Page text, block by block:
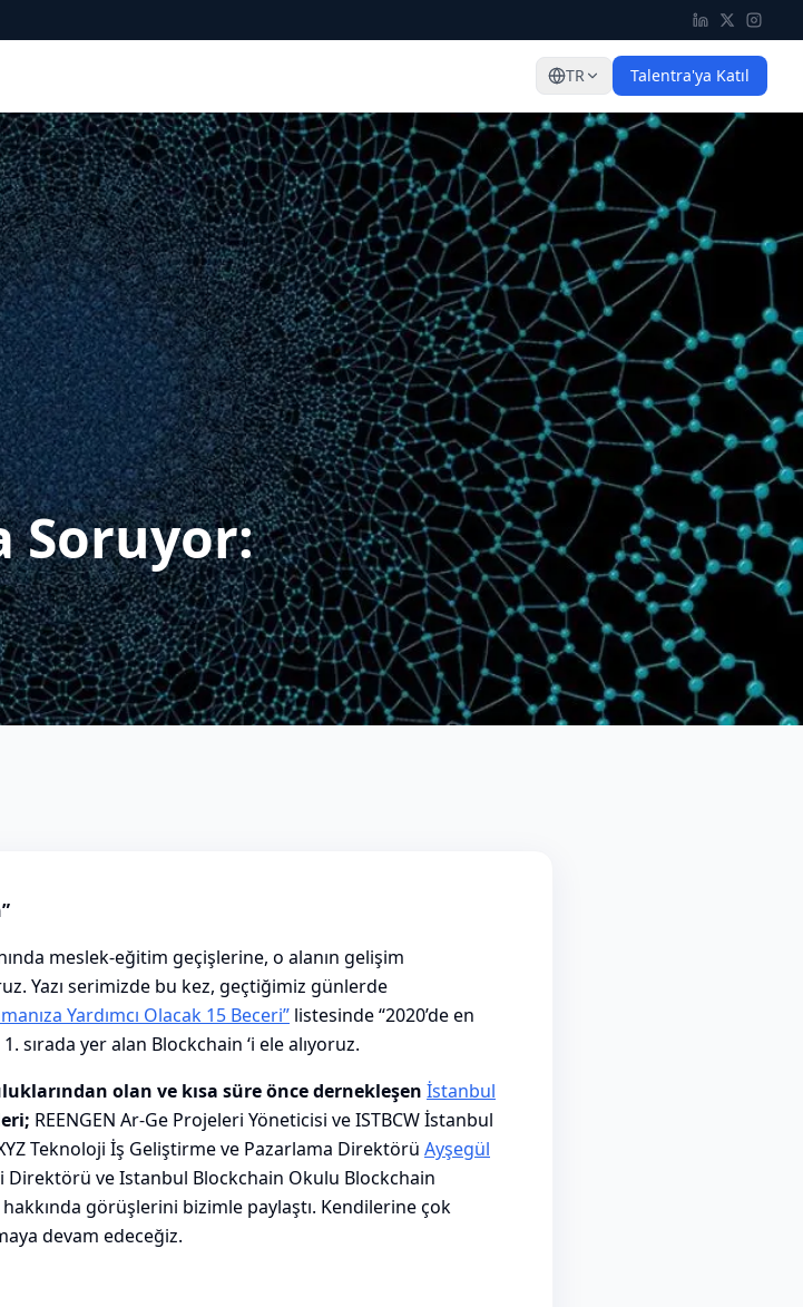
TR Talentra'ya Katıl
Soruyor:
meslek-eğitim geçişlerine, o alanın gelişim
Yazı serimizde bu kez, geçtiğimiz günlerde
Yardımcı Olacak 15 Beceri” listesinde “2020’de en
sırada yer alan Blockchain ‘i ele alıyoruz.
olan ve kısa süre önce dernekleşen İstanbul
REENGEN Ar-Ge Projeleri Yöneticisi ve ISTBCW İstanbul
Teknoloji İş Geliştirme ve Pazarlama Direktörü Ayşegül
ve Istanbul Blockchain Okulu Blockchain
görüşlerini bizimle paylaştı. Kendilerine çok
devam edeceğiz.